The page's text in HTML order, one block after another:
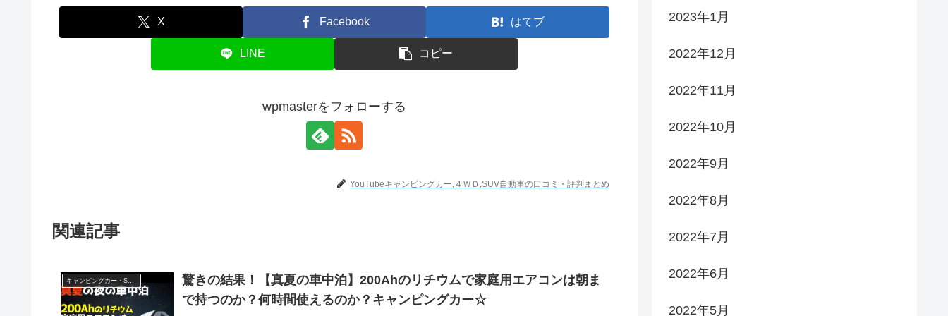
X Facebook はてブ
LINE コピー
wpmasterをフォローする
YouTubeキャンピングカー,４ＷＤ,SUV自動車の口コミ・評判まとめ
関連記事
驚きの結果！【真夏の車中泊】200Ahのリチウムで家庭用エアコンは朝ま
で持つのか？何時間使えるのか？キャンピングカー☆
2023年1月
2022年12月
2022年11月
2022年10月
2022年9月
2022年8月
2022年7月
2022年6月
2022年5月